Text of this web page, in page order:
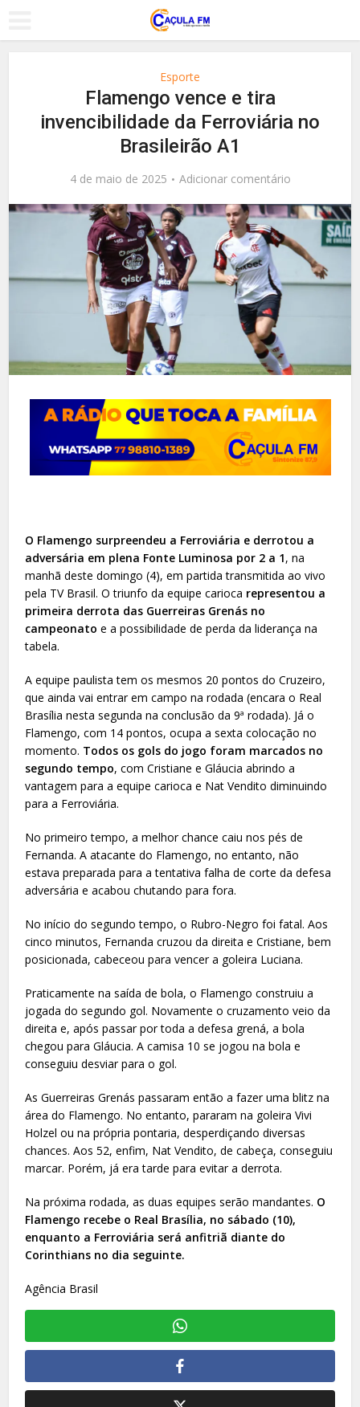
Esporte
Flamengo vence e tira
invencibilidade da Ferroviária no
Brasileirão A1
4 de maio de 2025 Adicionar comentário
O Flamengo surpreendeu a Ferroviária e derrotou a
adversária em plena Fonte Luminosa por 2 a 1, na
manhã deste domingo (4), em partida transmitida ao vivo
pela TV Brasil. O triunfo da equipe carioca representou a
primeira derrota das Guerreiras Grenás no
campeonato e a possibilidade de perda da liderança na
tabela.
A equipe paulista tem os mesmos 20 pontos do Cruzeiro,
que ainda vai entrar em campo na rodada (encara o Real
Brasília nesta segunda na conclusão da 9ª rodada). Já o
Flamengo, com 14 pontos, ocupa a sexta colocação no
momento. Todos os gols do jogo foram marcados no
segundo tempo, com Cristiane e Gláucia abrindo a
vantagem para a equipe carioca e Nat Vendito diminuindo
para a Ferroviária.
No primeiro tempo, a melhor chance caiu nos pés de
Fernanda. A atacante do Flamengo, no entanto, não
estava preparada para a tentativa falha de corte da defesa
adversária e acabou chutando para fora.
No início do segundo tempo, o Rubro-Negro foi fatal. Aos
cinco minutos, Fernanda cruzou da direita e Cristiane, bem
posicionada, cabeceou para vencer a goleira Luciana.
Praticamente na saída de bola, o Flamengo construiu a
jogada do segundo gol. Novamente o cruzamento veio da
direita e, após passar por toda a defesa grená, a bola
chegou para Gláucia. A camisa 10 se jogou na bola e
conseguiu desviar para o gol.
As Guerreiras Grenás passaram então a fazer uma blitz na
área do Flamengo. No entanto, pararam na goleira Vivi
Holzel ou na própria pontaria, desperdiçando diversas
chances. Aos 52, enfim, Nat Vendito, de cabeça, conseguiu
marcar. Porém, já era tarde para evitar a derrota.
Na próxima rodada, as duas equipes serão mandantes. O
Flamengo recebe o Real Brasília, no sábado (10),
enquanto a Ferroviária será anfitriã diante do
Corinthians no dia seguinte.
Agência Brasil